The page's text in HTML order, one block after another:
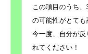
この項目のうち
の可能性がとても
今一度、自分が
れてください！